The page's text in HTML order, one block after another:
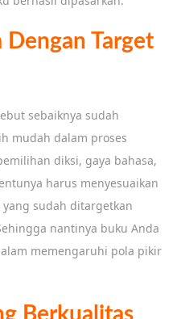
Dengan Target
sebaiknya sudah
mudah dalam proses
diksi, gaya bahasa,
harus menyesuaikan
sudah ditargetkan
nantinya buku Anda
memengaruhi pola pikir
Berkualitas